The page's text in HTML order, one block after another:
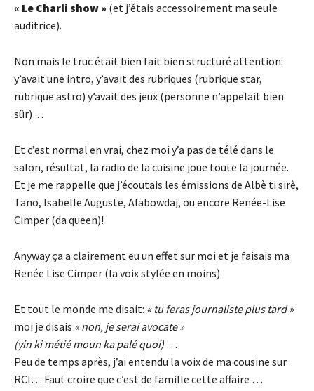
« Le Charli show » (et j’étais accessoirement ma seule
auditrice).
Non mais le truc était bien fait bien structuré attention:
y’avait une intro, y’avait des rubriques (rubrique star,
rubrique astro) y’avait des jeux (personne n’appelait bien
sûr)…
Et c’est normal en vrai, chez moi y’a pas de télé dans le
salon, résultat, la radio de la cuisine joue toute la journée.
Et je me rappelle que j’écoutais les émissions de Albè ti sirè,
Tano, Isabelle Auguste, Alabowdaj, ou encore Renée-Lise
Cimper (da queen)!
Anyway ça a clairement eu un effet sur moi et je faisais ma
Renée Lise Cimper (la voix stylée en moins)
Et tout le monde me disait: « tu feras journaliste plus tard »
moi je disais « non, je serai avocate »
(yin ki métié moun ka palé quoi) …
Peu de temps après, j’ai entendu la voix de ma cousine sur
RCI… Faut croire que c’est de famille cette affaire …